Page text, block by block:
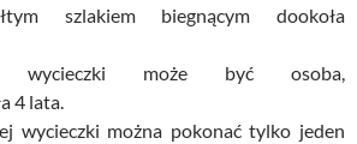
szlakiem biegnącym dookoła
wycieczki może być osoba,
4 lata.
wycieczki można pokonać tylko jeden